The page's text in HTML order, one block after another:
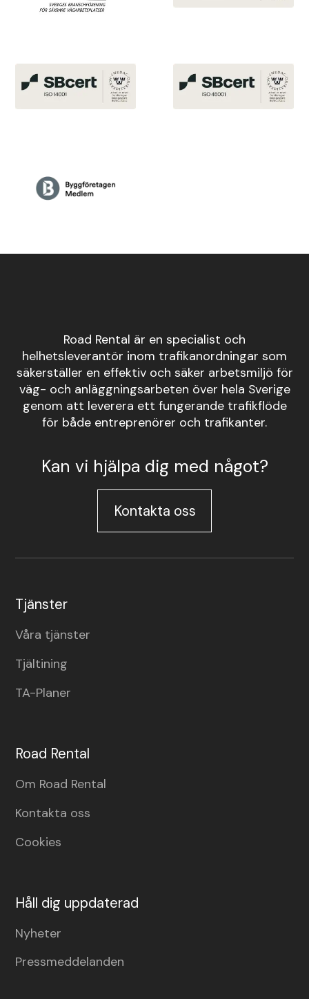
Road Rental är en specialist och
helhetsleverantör inom trafikanordningar som
säkerställer en effektiv och säker arbetsmiljö för
väg- och anläggningsarbeten över hela Sverige
genom att leverera ett fungerande trafikflöde
för både entreprenörer och trafikanter.
Kan vi hjälpa dig med något?
Kontakta oss
Tjänster
Våra tjänster
Tjältining
TA-Planer
Road Rental
Om Road Rental
Kontakta oss
Cookies
Håll dig uppdaterad
Nyheter
Pressmeddelanden